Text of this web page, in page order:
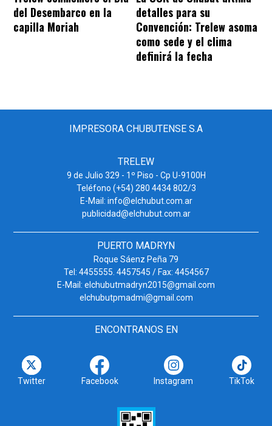
del Desembarco en la
capilla Moriah
detalles para su
Convención: Trelew asoma
como sede y el clima
definirá la fecha
IMPRESORA CHUBUTENSE S.A
TRELEW
9 de Julio 329 - 1º Piso - Cp U-9100H
Teléfono (+54) 280 4434 802/3
E-Mail: info@elchubut.com.ar
publicidad@elchubut.com.ar
PUERTO MADRYN
Roque Sáenz Peña 79
Tel: 4455555. 4457545 / Fax: 4454567
E-Mail: elchubutmadryn2015@gmail.com
elchubutpmadmi@gmail.com
ENCONTRANOS EN
Twitter Facebook Instagram TikTok